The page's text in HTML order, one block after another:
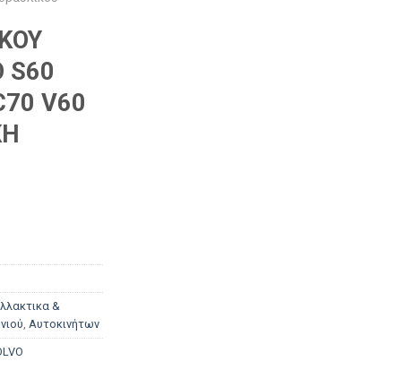
S60
V60
&
, Αυτοκινήτων